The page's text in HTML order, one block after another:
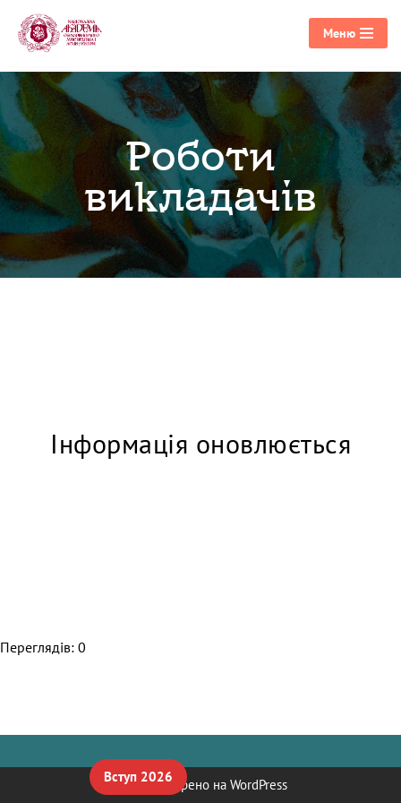
Перейти
до
вмісту
Меню
Роботи
викладачів
Інформація оновлюється
Переглядів: 0
Neve| Створено на WordPress
Вступ 2026